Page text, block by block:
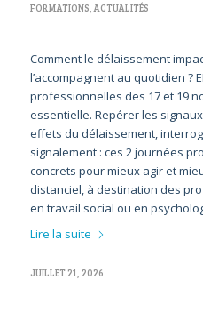
FORMATIONS,ACTUALITÉS
Comment le délaissement
l’accompagnent au quotidien ?
professionnelles des 17 et 19
essentielle. Repérer les
effets du délaissement,
signalement : ces 2 journées
concrets pour mieux agir et
distanciel, à destination des
en travail social ou en
Lire la suite
JUILLET 21, 2026